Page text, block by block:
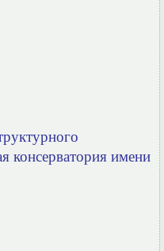
консерватория имени